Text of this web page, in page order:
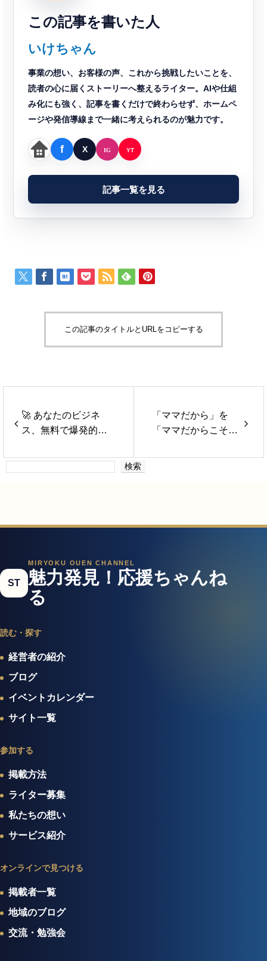
この記事を書いた人
いけちゃん
事業の想い、お客様の声、これから挑戦したいことを、
読者の心に届くストーリーへ整えるライター。AIや仕組
み化にも強く、記事を書くだけで終わらせず、ホームペ
ージや発信導線まで一緒に考えられるのが魅力です。
記事一覧を見る
この記事のタイトルとURLをコピーする
🚀 あなたのビジネ
ス、無料で爆発的に
援LIVE、掲載者限定
オファー
「ママだから」を
「ママだからこそ」
検索
ST
MIRYOKU OUEN CHANNEL
魅力発見！応援ちゃんね
る
読む・探す
経営者の紹介
ブログ
イベントカレンダー
サイト一覧
参加する
掲載方法
ライター募集
私たちの想い
サービス紹介
オンラインで見つける
掲載者一覧
地域のブログ
交流・勉強会